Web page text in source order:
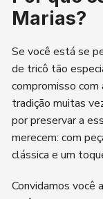
Marias?
Se você está se
de tricô tão
compromisso com
tradição muitas
por preservar a
merecem: com
clássica e um
Convidamos você